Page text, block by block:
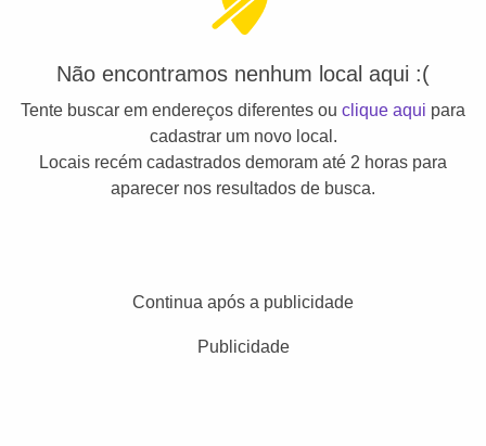
Não encontramos nenhum local aqui :(
Tente buscar em endereços diferentes ou clique aqui para
cadastrar um novo local.
Locais recém cadastrados demoram até 2 horas para
aparecer nos resultados de busca.
Continua após a publicidade
Publicidade